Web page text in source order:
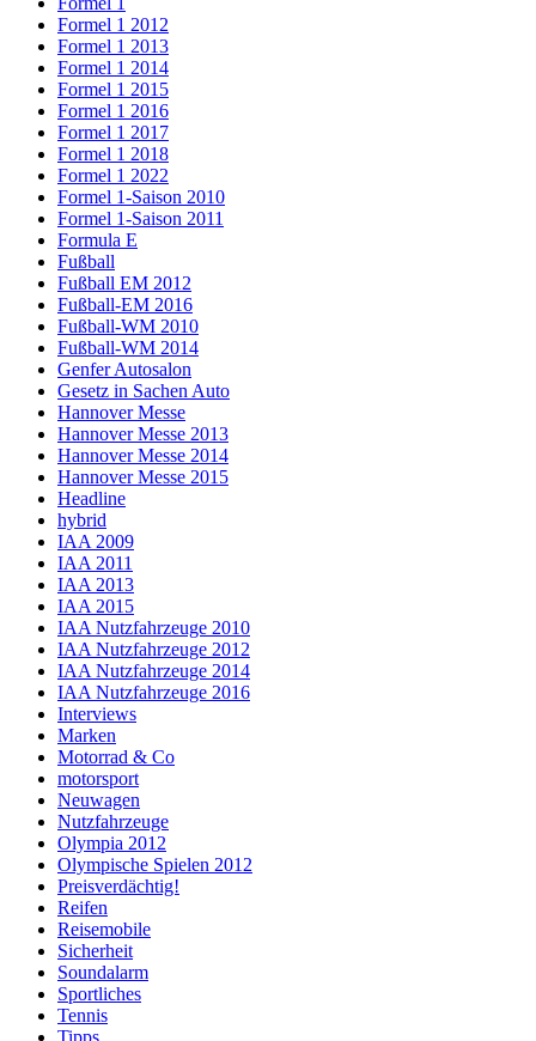
Formel 1 2012
Formel 1 2013
Formel 1 2014
Formel 1 2015
Formel 1 2016
Formel 1 2017
Formel 1 2018
Formel 1 2022
Formel 1-Saison 2010
Formel 1-Saison 2011
Formula E
Fußball
Fußball EM 2012
Fußball-EM 2016
Fußball-WM 2010
Fußball-WM 2014
Genfer Autosalon
Gesetz in Sachen Auto
Hannover Messe
Hannover Messe 2013
Hannover Messe 2014
Hannover Messe 2015
Headline
hybrid
IAA 2009
IAA 2011
IAA 2013
IAA 2015
IAA Nutzfahrzeuge 2010
IAA Nutzfahrzeuge 2012
IAA Nutzfahrzeuge 2014
IAA Nutzfahrzeuge 2016
Interviews
Marken
Motorrad & Co
motorsport
Neuwagen
Nutzfahrzeuge
Olympia 2012
Olympische Spielen 2012
Preisverdächtig!
Reifen
Reisemobile
Sicherheit
Soundalarm
Sportliches
Tennis